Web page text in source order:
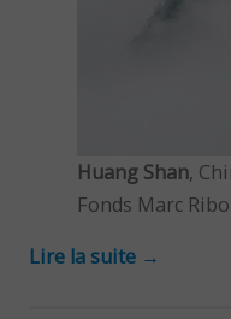
Huang Shan,
Fonds Marc
Lire la suite →